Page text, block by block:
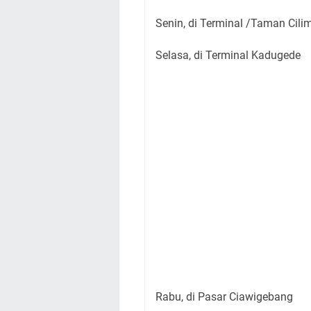
Senin, di Terminal /Taman
Selasa, di Terminal Kadugede
Rabu, di Pasar Ciawigebang